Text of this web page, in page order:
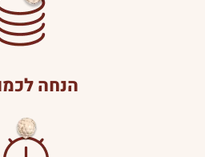
הנחה